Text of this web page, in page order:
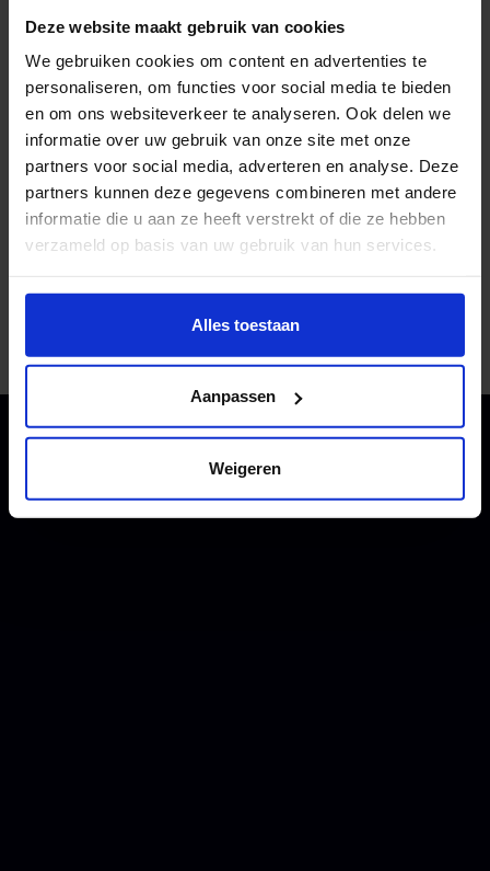
Deze website maakt gebruik van cookies
We gebruiken cookies om content en advertenties te
personaliseren, om functies voor social media te bieden
en om ons websiteverkeer te analyseren. Ook delen we
informatie over uw gebruik van onze site met onze
partners voor social media, adverteren en analyse. Deze
partners kunnen deze gegevens combineren met andere
informatie die u aan ze heeft verstrekt of die ze hebben
verzameld op basis van uw gebruik van hun services.
Wil je meer weten of de voorkeur aanpassen, bekijk dan
https://www.hku.nl/privacy-statement-en-
Alles toestaan
Aanpassen
Weigeren
december 2026 van 12.00 - 17.00 uur bij HKU Theater
MELD JE AAN
Bekijk hier vast een impressie van een meeloopdag
bij Theatre Design:
Foto: Hoktopia, TVG3, 2021/2022